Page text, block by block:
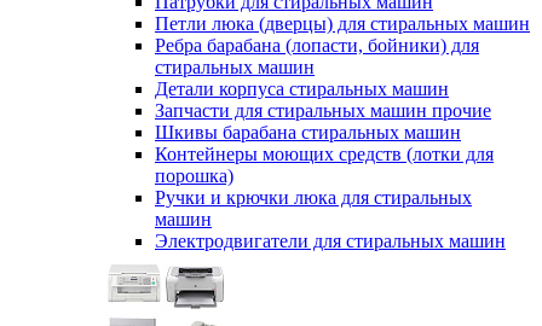
Петли люка (дверцы) для стиральных машин
Ребра барабана (лопасти, бойники) для
стиральных машин
Детали корпуса стиральных машин
Запчасти для стиральных машин прочие
Шкивы барабана стиральных машин
Контейнеры моющих средств (лотки для
порошка)
Ручки и крючки люка для стиральных
машин
Электродвигатели для стиральных машин